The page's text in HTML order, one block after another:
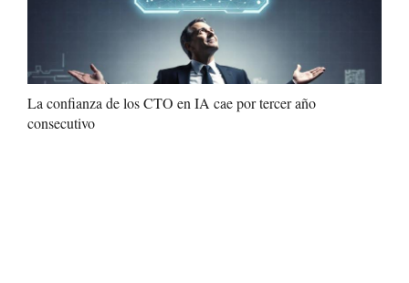
La confianza de los CTO en IA cae por tercer año
consecutivo